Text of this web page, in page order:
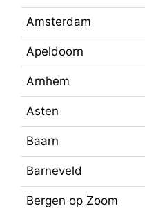
Amsterdam
Apeldoorn
Arnhem
Asten
Baarn
Barneveld
Bergen op Zoom